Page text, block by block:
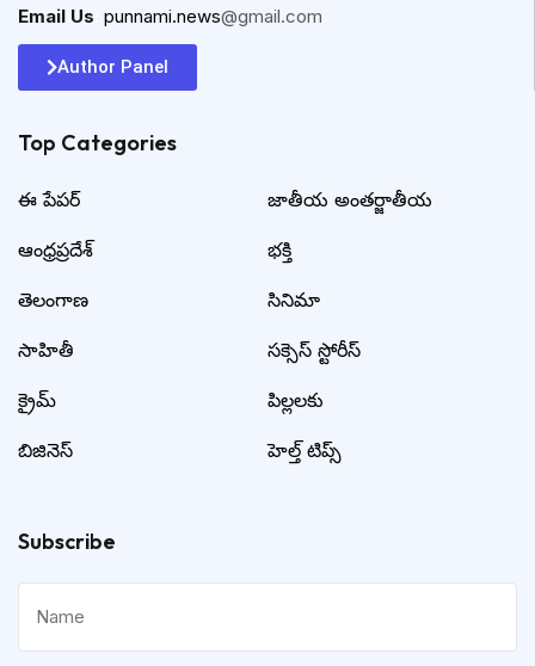
Email Us punnami.news@gmail.com
Author Panel
Top Categories​
ఈ పేపర్
ఆంధ్రప్రదేశ్
తెలంగాణ
సాహితీ
క్రైమ్
బిజినెస్
జాతీయ అంతర్జాతీయ
భక్తి
సినిమా
సక్సెస్ స్టోరీస్
పిల్లలకు
హెల్త్ టిప్స్
Subscribe